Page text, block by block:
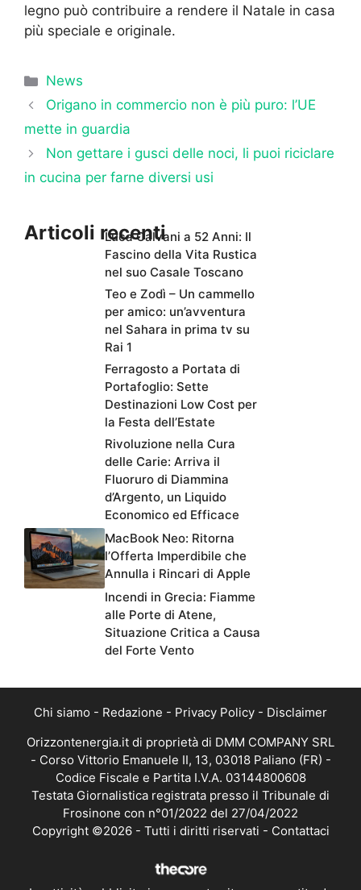
legno può contribuire a rendere il Natale in casa
più speciale e originale.
Categorie
News
Origano in commercio non è più puro: l’UE
mette in guardia
Non gettare i gusci delle noci, li puoi riciclare
in cucina per farne diversi usi
Articoli recentiLuca Calvani a 52 Anni: Il
Fascino della Vita Rustica
nel suo Casale Toscano
Teo e Zodì – Un cammello
per amico: un’avventura
nel Sahara in prima tv su
Rai 1
Ferragosto a Portata di
Portafoglio: Sette
Destinazioni Low Cost per
la Festa dell’Estate
Rivoluzione nella Cura
delle Carie: Arriva il
Fluoruro di Diammina
d’Argento, un Liquido
Economico ed Efficace
MacBook Neo: Ritorna
l’Offerta Imperdibile che
Annulla i Rincari di Apple
Incendi in Grecia: Fiamme
alle Porte di Atene,
Situazione Critica a Causa
del Forte Vento
Chi siamo - Redazione - Privacy Policy - Disclaimer
Orizzontenergia.it di proprietà di DMM COMPANY SRL
- Corso Vittorio Emanuele II, 13, 03018 Paliano (FR) -
Codice Fiscale e Partita I.V.A. 03144800608
Testata Giornalistica registrata presso il Tribunale di
Frosinone con n°01/2022 del 27/04/2022
Copyright ©2026 - Tutti i diritti riservati - Contattaci